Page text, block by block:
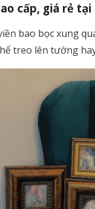
cấp, giá rẻ tại
bao bọc xung
treo lên tường